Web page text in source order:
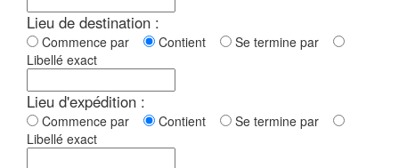
Lieu de destination :
Commence par Contient
Se termine par
Libellé exact
Lieu d'expédition :
Commence par Contient
Se termine par
Libellé exact